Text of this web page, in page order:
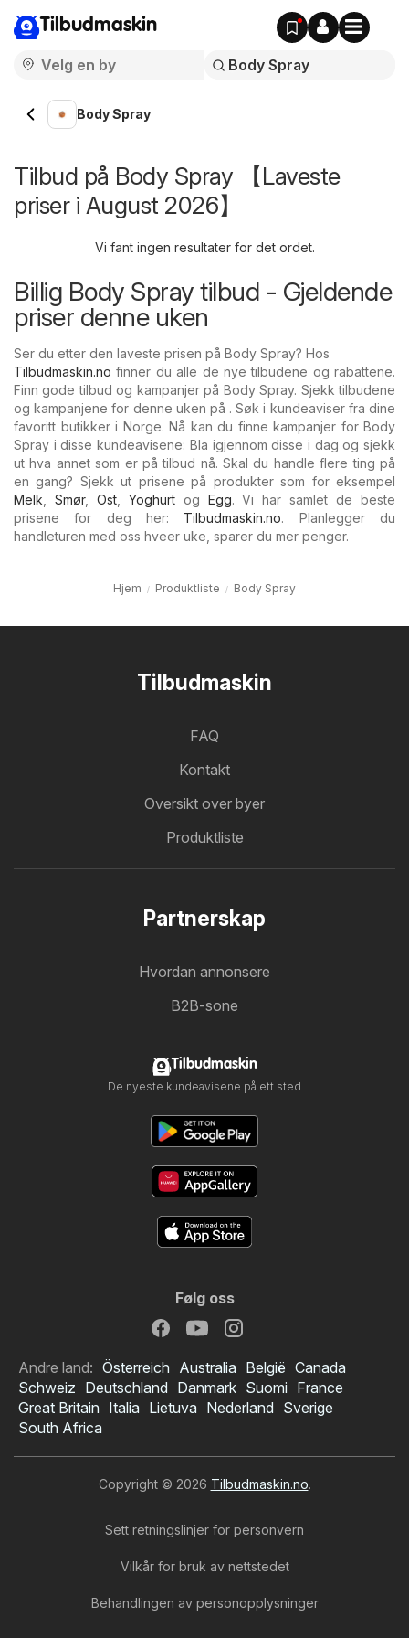
Tilbudmaskin
Body Spray
Tilbud på Body Spray 【Laveste
priser i August 2026】
Vi fant ingen resultater for det ordet.
Billig Body Spray tilbud - Gjeldende
priser denne uken
Ser du etter den laveste prisen på Body Spray? Hos
Tilbudmaskin.no finner du alle de nye tilbudene og rabattene.
Finn gode tilbud og kampanjer på Body Spray. Sjekk tilbudene
og kampanjene for denne uken på . Søk i kundeaviser fra dine
favoritt butikker i Norge. Nå kan du finne kampanjer for Body
Spray i disse kundeavisene: Bla igjennom disse i dag og sjekk
ut hva annet som er på tilbud nå. Skal du handle flere ting på
en gang? Sjekk ut prisene på produkter som for eksempel
Melk
Smør, Ost, Yoghurtog Egg. Vi har samlet de beste
prisene for deg her: Tilbudmaskin.no. Planlegger du
handleturen med oss hveer uke, sparer du mer penger.
Hjem Produktliste Body Spray
Tilbudmaskin
FAQ
Kontakt
Oversikt over byer
Produktliste
Partnerskap
Hvordan annonsere
B2B-sone
Tilbudmaskin
De nyeste kundeavisene på ett sted
Følg oss
Andre land: Österreich Australia België Canada
Schweiz Deutschland Danmark Suomi France
Great Britain Italia Lietuva Nederland Sverige
South Africa
Copyright © 2026 Tilbudmaskin.no.
Sett retningslinjer for personvern
Vilkår for bruk av nettstedet
Behandlingen av personopplysninger